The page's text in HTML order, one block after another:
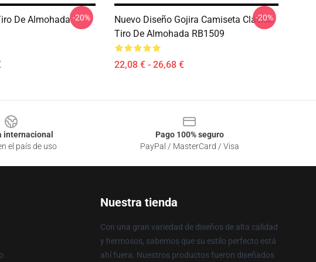
De Almohada -20%
Nuevo Diseño Gojira Camiseta Clásica
Tiro De Almohada RB1509
22,08 € - 26,68 €
-20%
internacional
el país de uso
Pago 100% seguro
PayPal / MasterCard / Visa
Nuestra tienda
Con una gran variedad de diseños de alta calidad
y hermosos, sabemos que su estilo perfecto está
ahí fuera. Nuestros productos fueron diseñados